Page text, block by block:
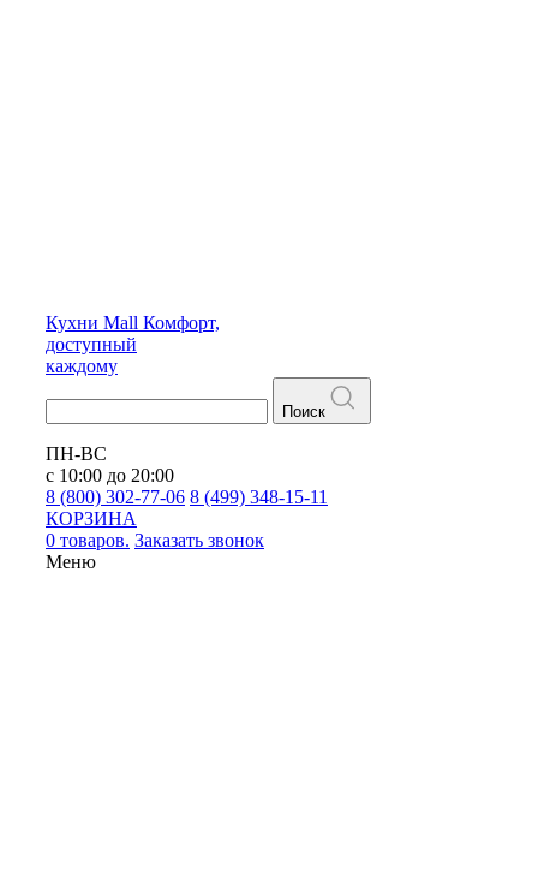
Кухни Mall Комфорт,
доступный
каждому
Поиск
ПН-ВС
с 10:00 до 20:00
8 (800) 302-77-06 8 (499) 348-15-11
КОРЗИНА
0 товаров. Заказать звонок
Меню